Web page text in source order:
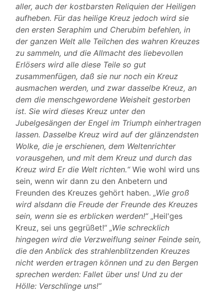
aller, auch der kostbarsten Reliquien der Heiligen
aufheben. Für das heilige Kreuz jedoch wird sie
den ersten Seraphim und Cherubim befehlen, in
der ganzen Welt alle Teilchen des wahren Kreuzes
zu sammeln, und die Allmacht des liebevollen
Erlösers wird alle diese Teile so gut
zusammenfügen, daß sie nur noch ein Kreuz
ausmachen werden, und zwar dasselbe Kreuz, an
dem die menschgewordene Weisheit gestorben
ist. Sie wird dieses Kreuz unter den
Jubelgesängen der Engel im Triumph einhertragen
lassen. Dasselbe Kreuz wird auf der glänzendsten
Wolke, die je erschienen, dem Weltenrichter
vorausgehen, und mit dem Kreuz und durch das
Kreuz wird Er die Welt richten.“Wie wohl wird uns
sein, wenn wir dann zu den Anbetern und
Freunden des Kreuzes gehört haben. „Wie groß
wird alsdann die Freude der Freunde des Kreuzes
sein, wenn sie es erblicken werden!“„Heil'ges
Kreuz, sei uns gegrüßet!“ „Wie schrecklich
hingegen wird die Verzweiflung seiner Feinde sein,
die den Anblick des strahlenblitzenden Kreuzes
nicht werden ertragen können und zu den Bergen
sprechen werden: Fallet über uns! Und zu der
Hölle: Verschlinge uns!“